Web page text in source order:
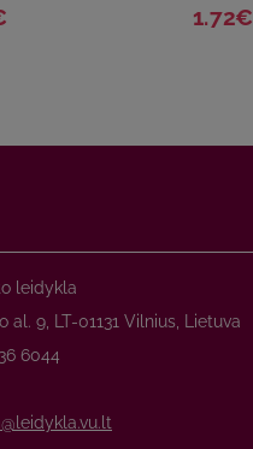
1.72€
leidykla
al. 9, LT-01131 Vilnius, Lietuva
6044